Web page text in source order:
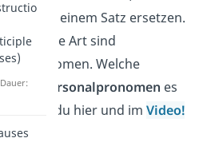
in einem Satz ersetzen.
besondere Art sind
Welche
Personalpronomen es
erfährst du hier und im Video!